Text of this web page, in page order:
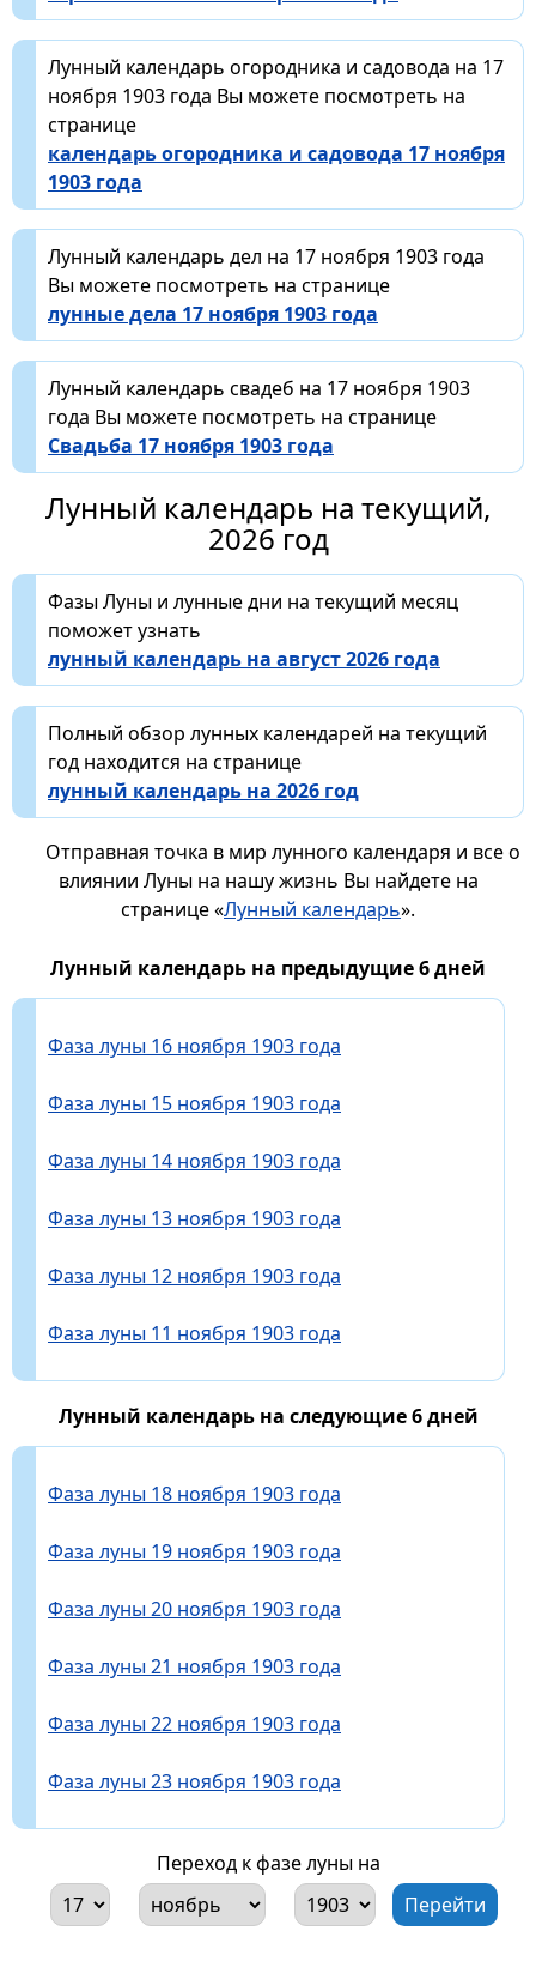
Лунный календарь огородника и садовода на 17
ноября 1903 года Вы можете посмотреть на
странице
календарь огородника и садовода 17 ноября
1903 года
Лунный календарь дел на 17 ноября 1903 года
Вы можете посмотреть на странице
лунные дела 17 ноября 1903 года
Лунный календарь свадеб на 17 ноября 1903
года Вы можете посмотреть на странице
Свадьба 17 ноября 1903 года
Лунный календарь на текущий,
2026 год
Фазы Луны и лунные дни на текущий месяц
поможет узнать
лунный календарь на август 2026 года
Полный обзор лунных календарей на текущий
год находится на странице
лунный календарь на 2026 год
Отправная точка в мир лунного календаря и все о
влиянии Луны на нашу жизнь Вы найдете на
странице «Лунный календарь».
Лунный календарь на предыдущие 6 дней
Фаза луны 16 ноября 1903 года
Фаза луны 15 ноября 1903 года
Фаза луны 14 ноября 1903 года
Фаза луны 13 ноября 1903 года
Фаза луны 12 ноября 1903 года
Фаза луны 11 ноября 1903 года
Лунный календарь на следующие 6 дней
Фаза луны 18 ноября 1903 года
Фаза луны 19 ноября 1903 года
Фаза луны 20 ноября 1903 года
Фаза луны 21 ноября 1903 года
Фаза луны 22 ноября 1903 года
Фаза луны 23 ноября 1903 года
Переход к фазе луны на